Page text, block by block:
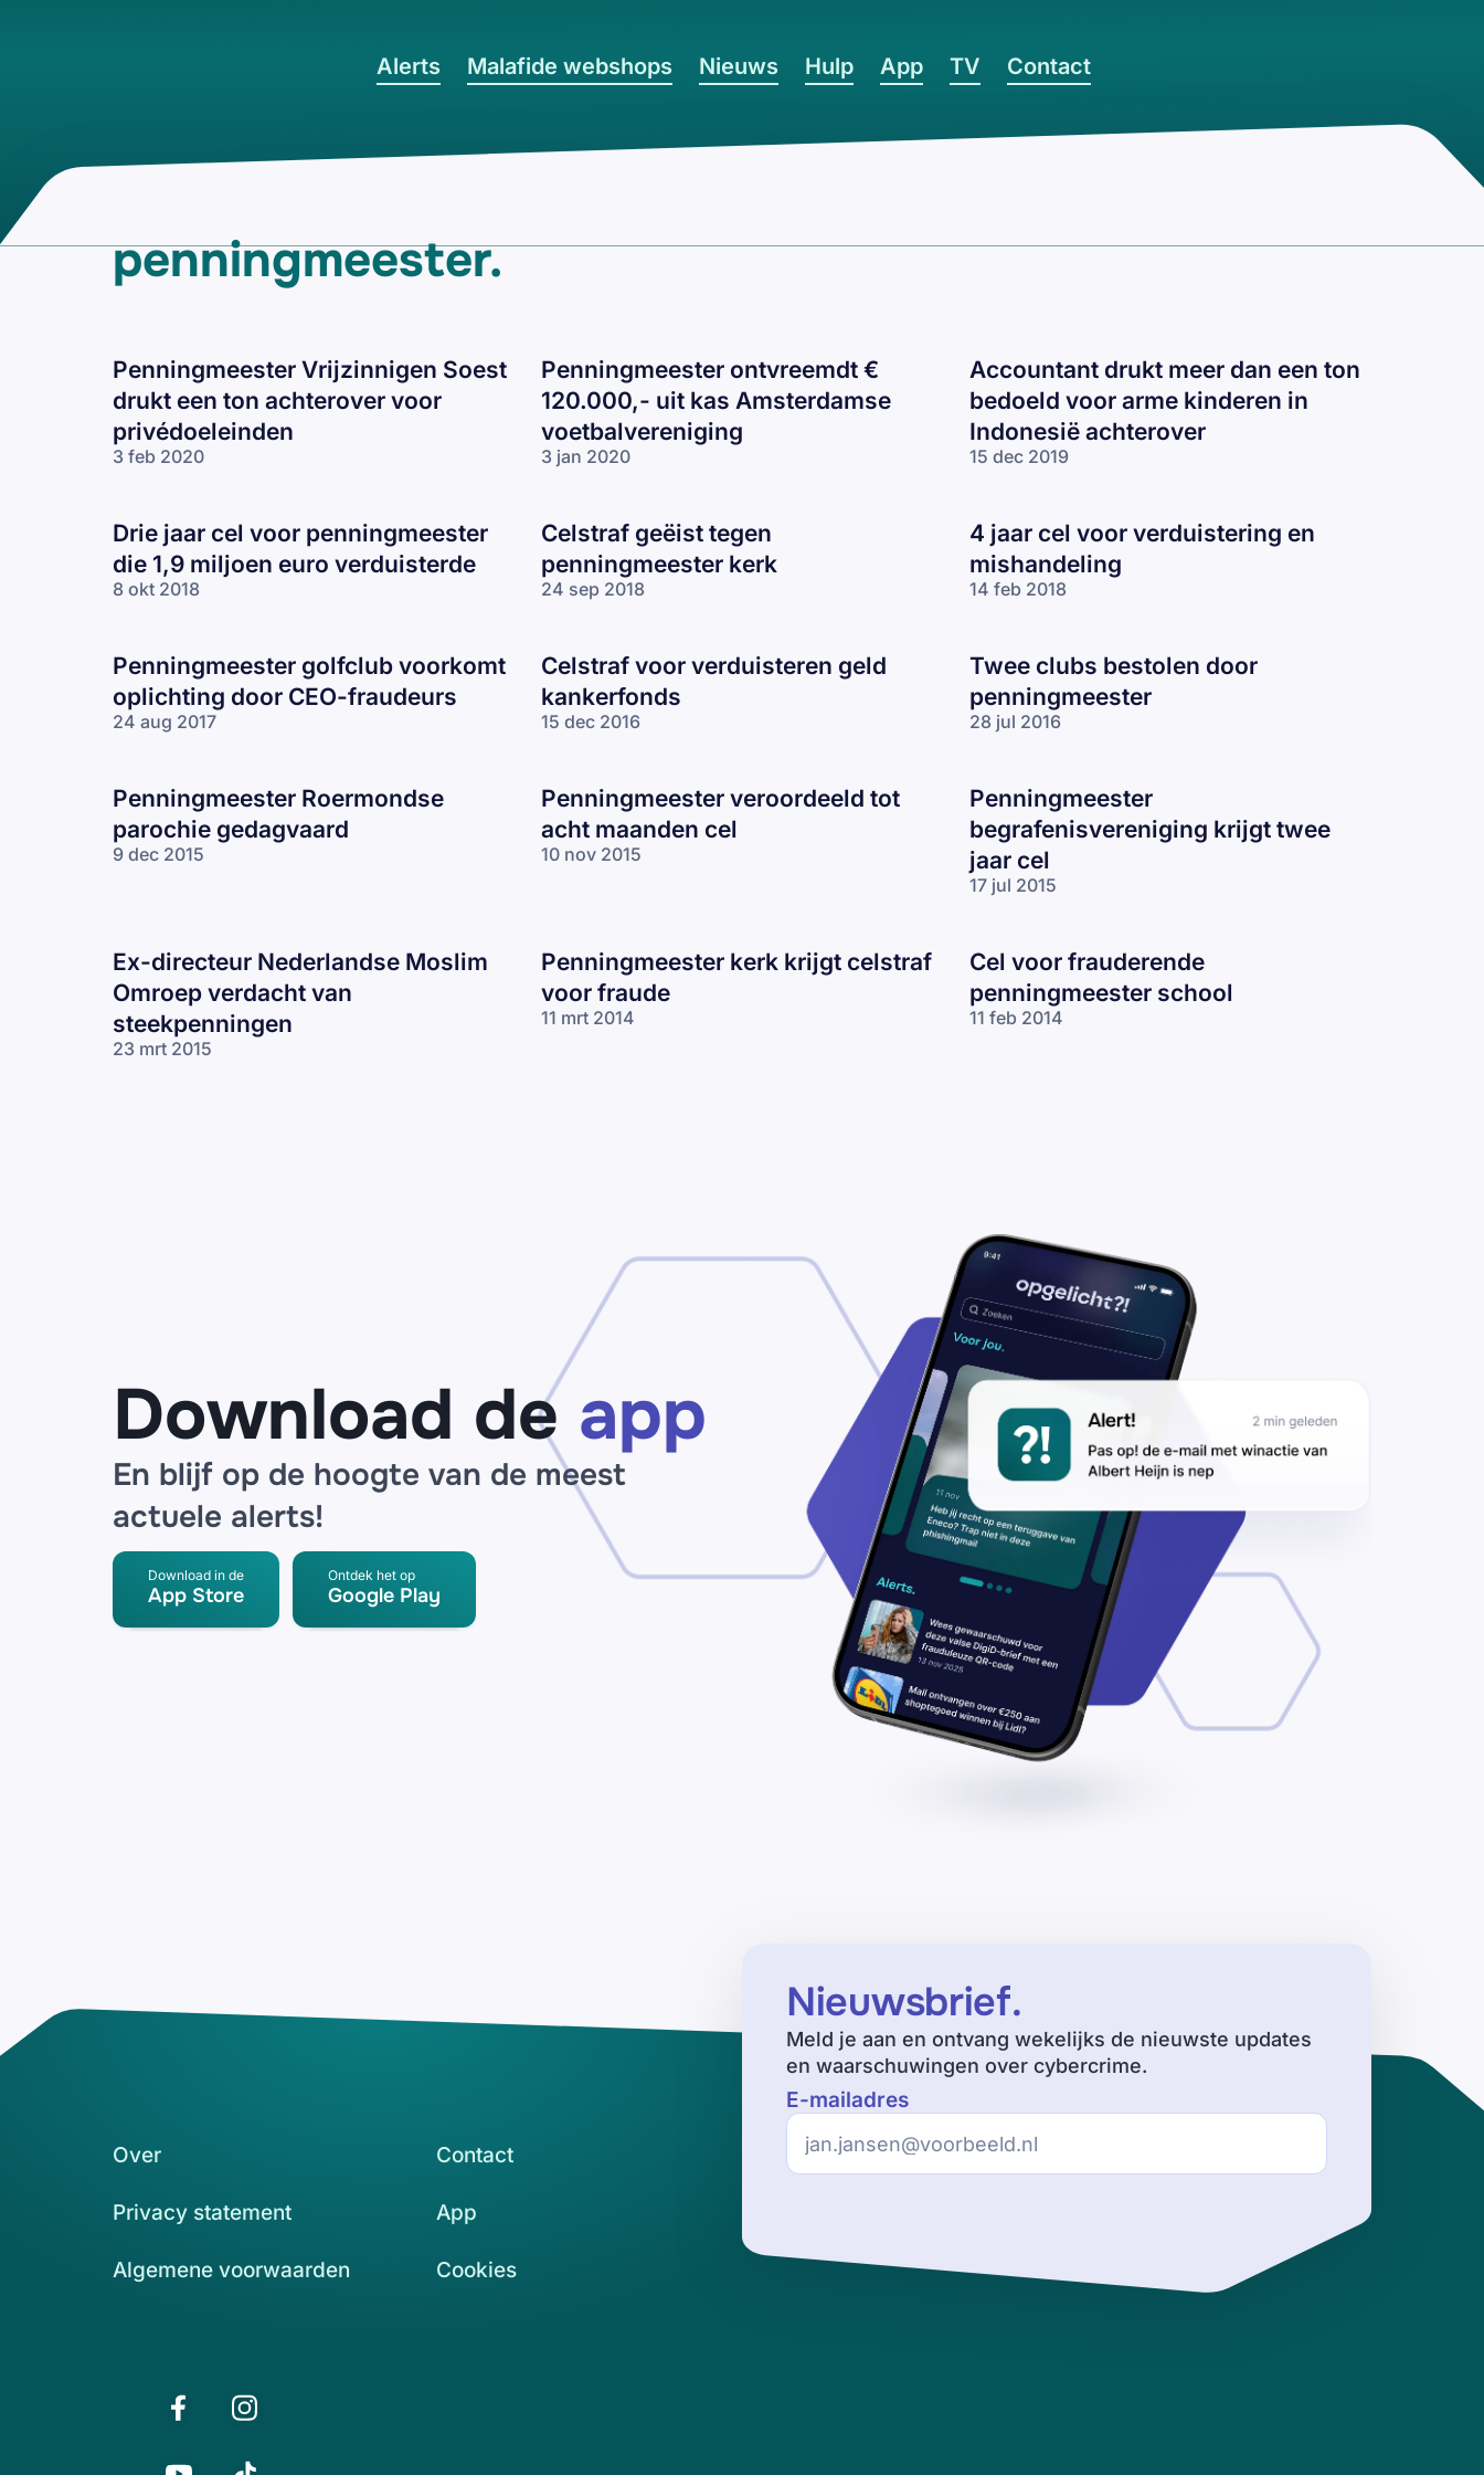
Alerts Malafide webshops Nieuws Hulp App TV Contact
penningmeester.
Penningmeester Vrijzinnigen Soest
drukt een ton achterover voor
privédoeleinden
3 feb 2020
Penningmeester ontvreemdt €
120.000,- uit kas Amsterdamse
voetbalvereniging
3 jan 2020
Accountant drukt meer dan een ton
bedoeld voor arme kinderen in
Indonesië achterover
15 dec 2019
Drie jaar cel voor penningmeester
die 1,9 miljoen euro verduisterde
8 okt 2018
Celstraf geëist tegen
penningmeester kerk
24 sep 2018
4 jaar cel voor verduistering en
mishandeling
14 feb 2018
Penningmeester golfclub voorkomt
oplichting door CEO-fraudeurs
24 aug 2017
Celstraf voor verduisteren geld
kankerfonds
15 dec 2016
Twee clubs bestolen door
penningmeester
28 jul 2016
Penningmeester Roermondse
parochie gedagvaard
9 dec 2015
Penningmeester veroordeeld tot
acht maanden cel
10 nov 2015
Penningmeester
begrafenisvereniging krijgt twee
jaar cel
17 jul 2015
Ex-directeur Nederlandse Moslim
Omroep verdacht van
steekpenningen
23 mrt 2015
Penningmeester kerk krijgt celstraf
voor fraude
11 mrt 2014
Cel voor frauderende
penningmeester school
11 feb 2014
Download de app
En blijf op de hoogte van de meest
actuele alerts!
Download in de
App Store
Ontdek het op
Google Play
Nieuwsbrief.
Meld je aan en ontvang wekelijks de nieuwste updates
en waarschuwingen over cybercrime.
E-mailadres
Over Contact
Privacy statement App
Algemene voorwaarden Cookies